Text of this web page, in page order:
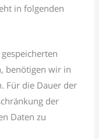
in folgenden
benötigen wir in
Für die Dauer der
der
Daten zu